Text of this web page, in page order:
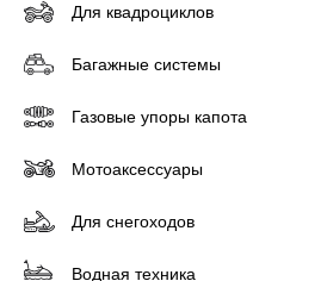
Для квадроциклов
Багажные системы
Газовые упоры капота
Мотоаксессуары
Для снегоходов
Водная техника